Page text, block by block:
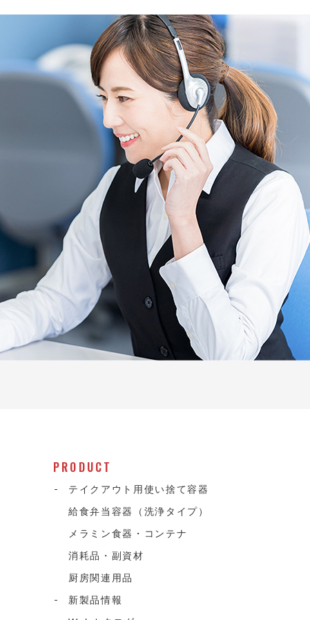
PRODUCT
テイクアウト用使い捨て容器
給食弁当容器（洗浄タイプ）
メラミン食器・コンテナ
消耗品・副資材
厨房関連用品
新製品情報